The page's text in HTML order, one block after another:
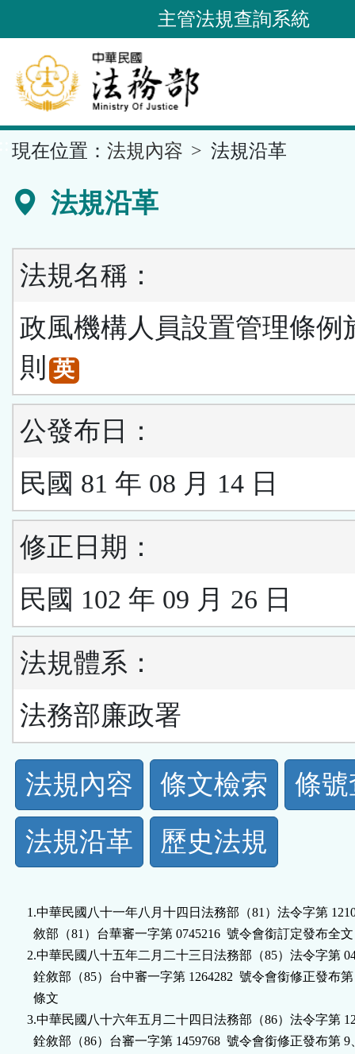
到
要
內
容
區
主管法規查詢系統
現在位置： 法規內容 法規沿革
法規沿革
法規名稱：
政風機構人員設置管理條例
則 英
公發布日：
民國 81 年 08 月 14 日
修正日期：
民國 102 年 09 月 26 日
法規體系：
法務部廉政署
法
規
功
按
鈕
區
法規內容 條文檢索
條
法規沿革
歷史法規
1.中華民國八十一年八月十四日法務部（81）法令字第
敘部（81）台華審一字第 0745216  號令會銜訂定發布全文
2.中華民國八十五年二月二十三日法務部（85）法令字第
銓敘部（85）台中審一字第 1264282  號令會銜修正發布第
  條文
3.中華民國八十六年五月二十四日法務部（86）法令字第
銓敘部（86）台審一字第 1459768  號令會銜修正發布第 9